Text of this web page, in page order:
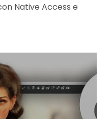
Native Access e